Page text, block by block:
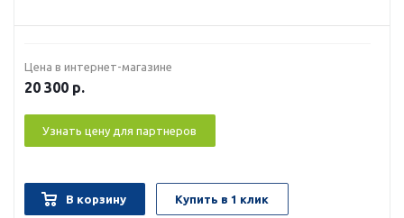
Цена в интернет-магазине
20 300 р.
Узнать цену для партнеров
В корзину Купить в 1 клик